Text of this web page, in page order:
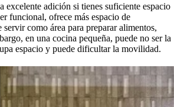
excelente adición si tienes suficiente espacio
funcional, ofrece más espacio de
como área para preparar alimentos,
en una cocina pequeña, puede no ser la
espacio y puede dificultar la movilidad.